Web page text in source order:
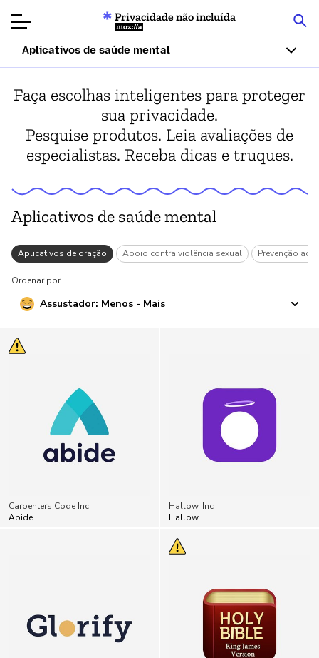
Avaliações de
produtos
Artigos
Privacidade não incluída
Mozilla
Aplicativos de saúde mental
Faça escolhas inteligentes para proteger
sua privacidade.
Pesquise produtos. Leia avaliações de
especialistas. Receba dicas e truques.
Aplicativos de saúde mental
Aplicativos de oração Apoio contra violência sexual Prevenção ao
Ordenar por
Assustador: Menos - Mais
Carpenters Code Inc.
Abide
Hallow, Inc
Hallow